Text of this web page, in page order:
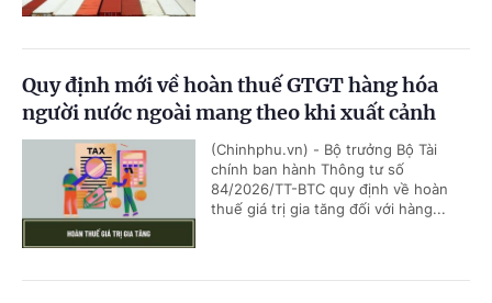
Quy định mới về hoàn thuế GTGT hàng hóa
người nước ngoài mang theo khi xuất cảnh
(Chinhphu.vn) - Bộ trưởng Bộ Tài
chính ban hành Thông tư số
84/2026/TT-BTC quy định về hoàn
thuế giá trị gia tăng đối với hàng...